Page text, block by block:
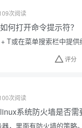
次阅读
何打开命令提示符？
T或在菜单搜索栏中提供
评分
次阅读
系统防火墙是否需
，里面有防火墙的策略。